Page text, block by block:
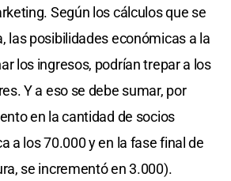
Según los cálculos que se
las posibilidades económicas a la
los ingresos, podrían trepar a los
Y a eso se debe sumar, por
en la cantidad de socios
a los 70.000 y en la fase final de
se incrementó en 3.000).